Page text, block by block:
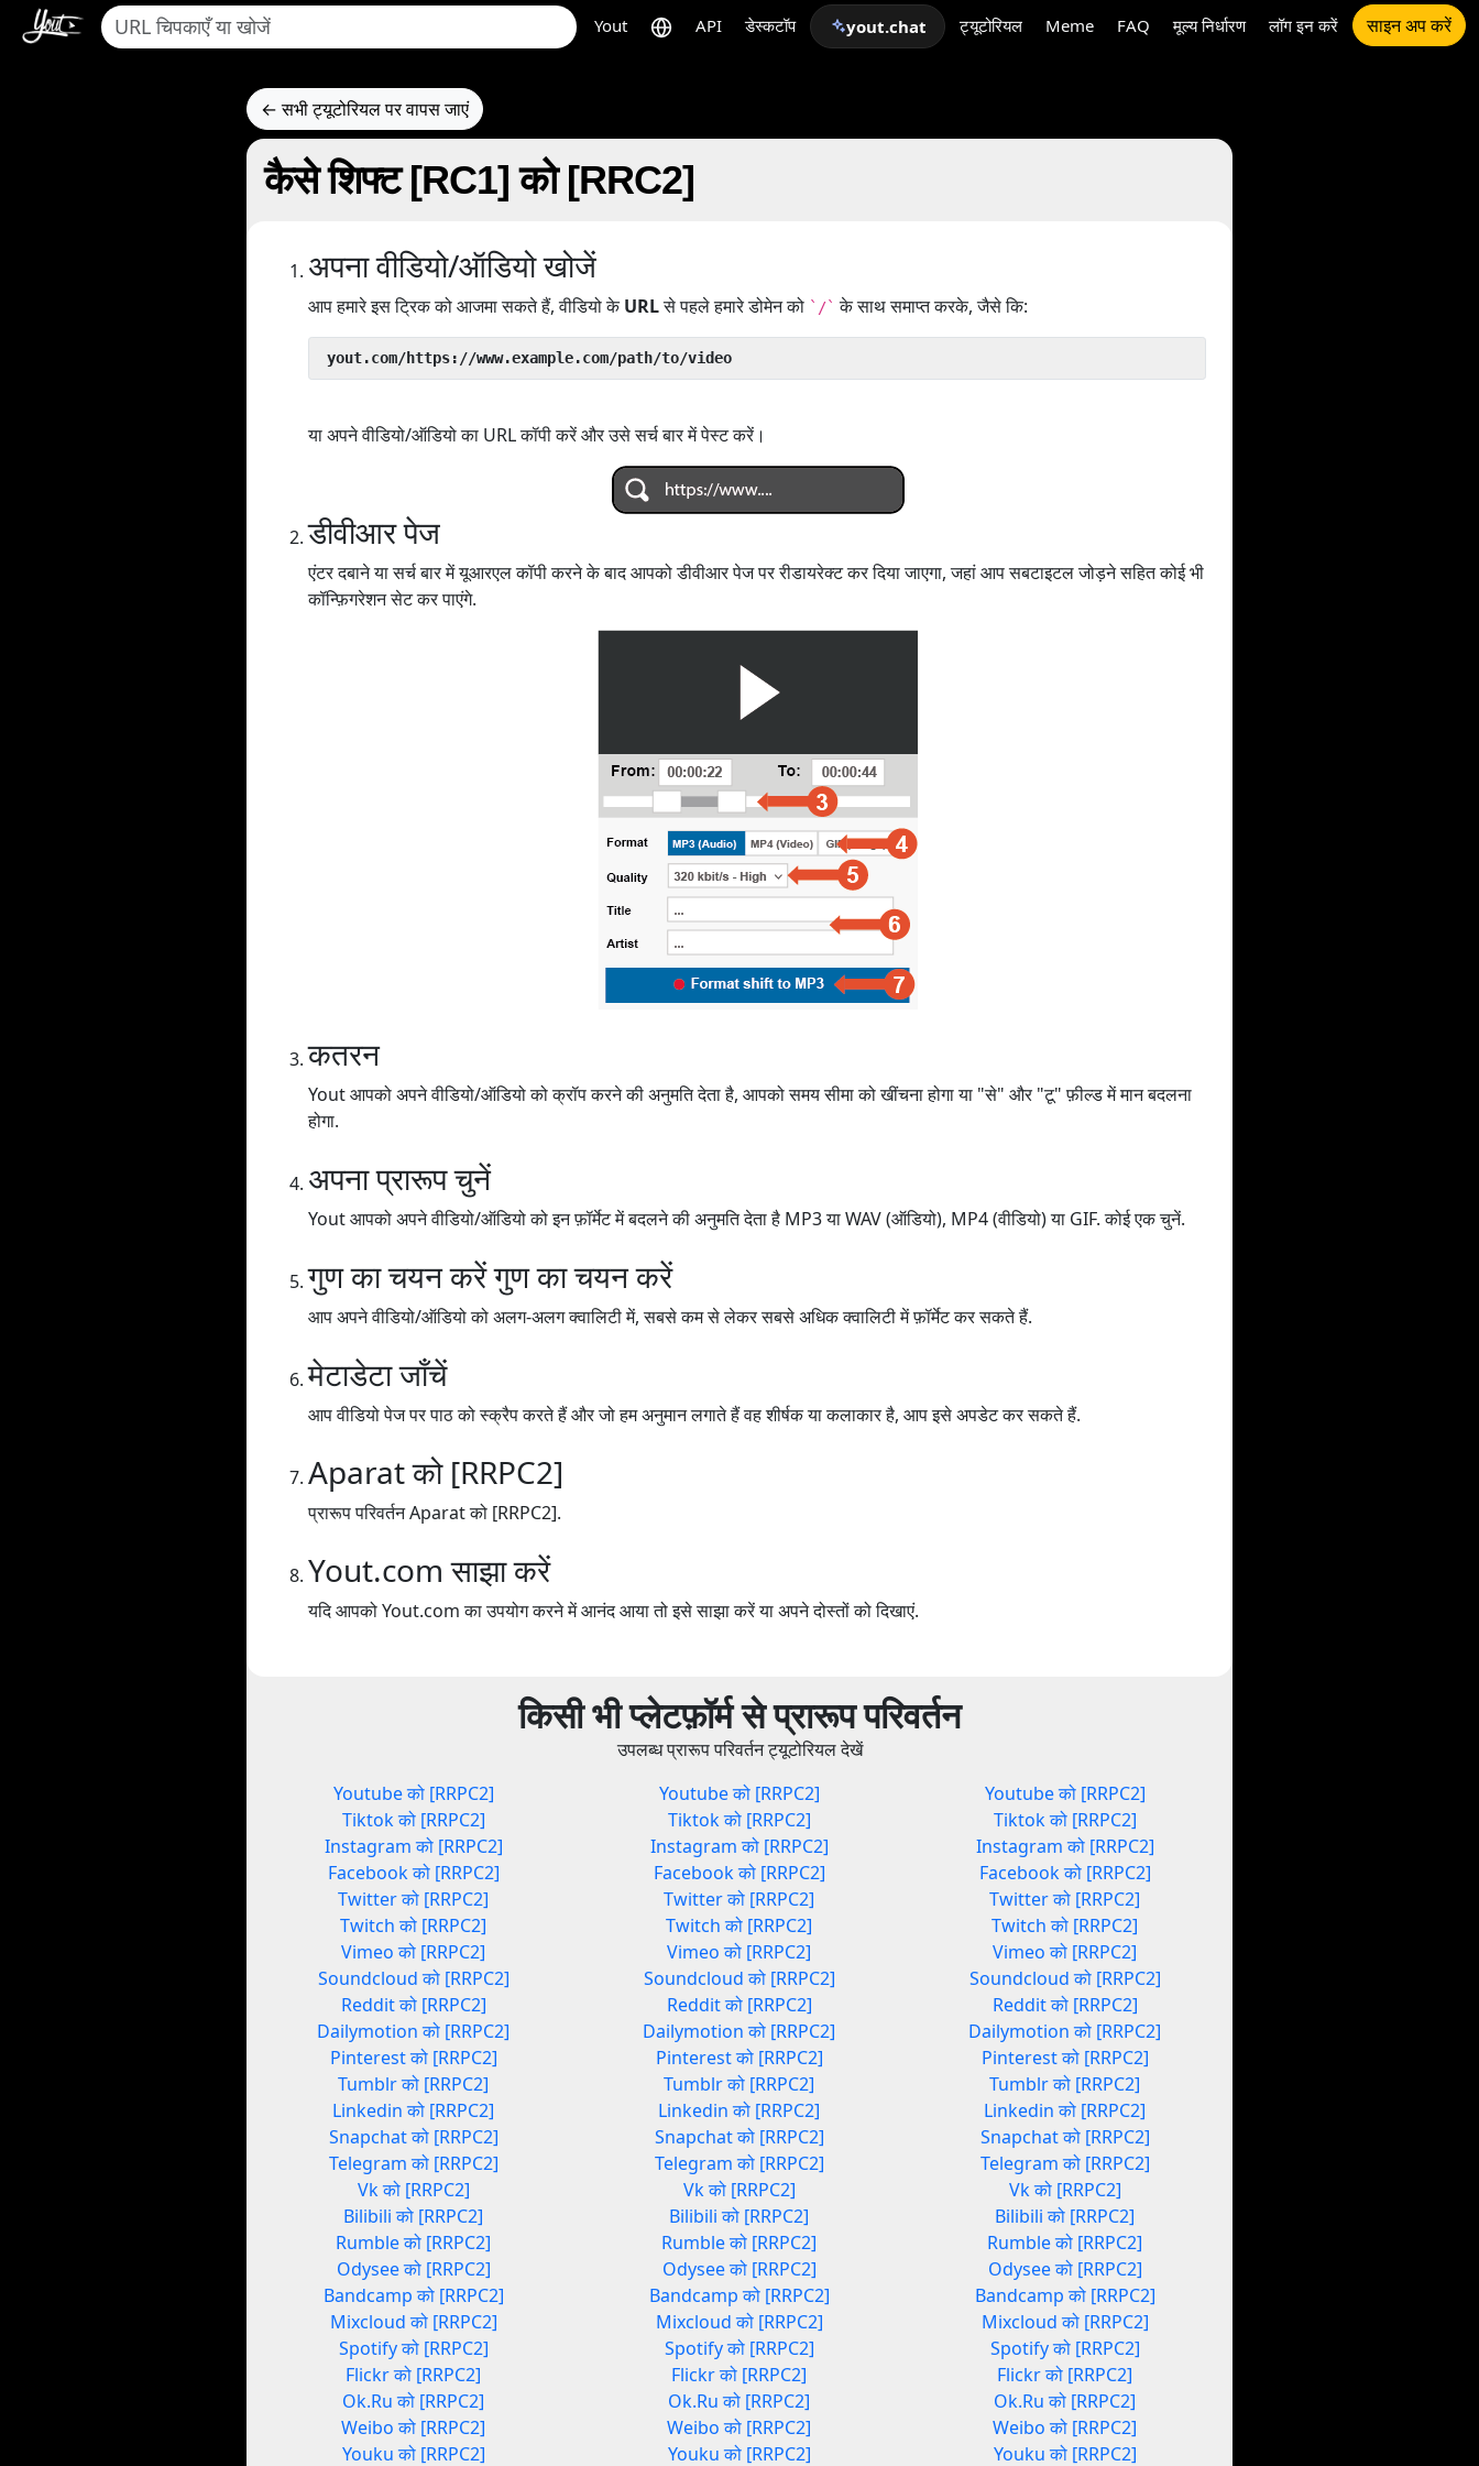
Yout API डेस्कटॉप yout.chat ट्यूटोरियल Meme FAQ मूल्य निर्धारण लॉग इन करें साइन अप करें
← सभी ट्यूटोरियल पर वापस जाएं
कैसे शिफ्ट [RC1] को [RRC2]
अपना वीडियो/ऑडियो खोजें
आप हमारे इस ट्रिक को आजमा सकते हैं, वीडियो केURLसे पहले हमारे डोमेन को `/` के साथ समाप्त करके, जैसे कि:
yout.com/https://www.example.com/path/to/video
या अपने वीडियो/ऑडियो का URL कॉपी करें और उसे सर्च बार में पेस्ट करें।
डीवीआर पेज
एंटर दबाने या सर्च बार में यूआरएल कॉपी करने के बाद आपको डीवीआर पेज पर रीडायरेक्ट कर दिया जाएगा, जहां आप सबटाइटल जोड़ने सहित कोई भी
कॉन्फ़िगरेशन सेट कर पाएंगे.
कतरन
Yout आपको अपने वीडियो/ऑडियो को क्रॉप करने की अनुमति देता है, आपको समय सीमा को खींचना होगा या "से" और "टू" फ़ील्ड में मान बदलना
होगा.
अपना प्रारूप चुनें
Yout आपको अपने वीडियो/ऑडियो को इन फ़ॉर्मेट में बदलने की अनुमति देता है MP3 या WAV (ऑडियो), MP4 (वीडियो) या GIF. कोई एक चुनें.
गुण का चयन करें गुण का चयन करें
आप अपने वीडियो/ऑडियो को अलग-अलग क्वालिटी में, सबसे कम से लेकर सबसे अधिक क्वालिटी में फ़ॉर्मेट कर सकते हैं.
मेटाडेटा जाँचें
आप वीडियो पेज पर पाठ को स्क्रैप करते हैं और जो हम अनुमान लगाते हैं वह शीर्षक या कलाकार है, आप इसे अपडेट कर सकते हैं.
Aparat को [RRPC2]
प्रारूप परिवर्तन Aparat को [RRPC2].
Yout.com साझा करें
यदि आपको Yout.com का उपयोग करने में आनंद आया तो इसे साझा करें या अपने दोस्तों को दिखाएं.
किसी भी प्लेटफ़ॉर्म से प्रारूप परिवर्तन
उपलब्ध प्रारूप परिवर्तन ट्यूटोरियल देखें
Youtube को [RRPC2]
Tiktok को [RRPC2]
Instagram को [RRPC2]
Facebook को [RRPC2]
Twitter को [RRPC2]
Twitch को [RRPC2]
Vimeo को [RRPC2]
Soundcloud को [RRPC2]
Reddit को [RRPC2]
Dailymotion को [RRPC2]
Pinterest को [RRPC2]
Tumblr को [RRPC2]
Linkedin को [RRPC2]
Snapchat को [RRPC2]
Telegram को [RRPC2]
Vk को [RRPC2]
Bilibili को [RRPC2]
Rumble को [RRPC2]
Odysee को [RRPC2]
Bandcamp को [RRPC2]
Mixcloud को [RRPC2]
Spotify को [RRPC2]
Flickr को [RRPC2]
Ok.Ru को [RRPC2]
Weibo को [RRPC2]
Youku को [RRPC2]
Youtube को [RRPC2]
Tiktok को [RRPC2]
Instagram को [RRPC2]
Facebook को [RRPC2]
Twitter को [RRPC2]
Twitch को [RRPC2]
Vimeo को [RRPC2]
Soundcloud को [RRPC2]
Reddit को [RRPC2]
Dailymotion को [RRPC2]
Pinterest को [RRPC2]
Tumblr को [RRPC2]
Linkedin को [RRPC2]
Snapchat को [RRPC2]
Telegram को [RRPC2]
Vk को [RRPC2]
Bilibili को [RRPC2]
Rumble को [RRPC2]
Odysee को [RRPC2]
Bandcamp को [RRPC2]
Mixcloud को [RRPC2]
Spotify को [RRPC2]
Flickr को [RRPC2]
Ok.Ru को [RRPC2]
Weibo को [RRPC2]
Youku को [RRPC2]
Youtube को [RRPC2]
Tiktok को [RRPC2]
Instagram को [RRPC2]
Facebook को [RRPC2]
Twitter को [RRPC2]
Twitch को [RRPC2]
Vimeo को [RRPC2]
Soundcloud को [RRPC2]
Reddit को [RRPC2]
Dailymotion को [RRPC2]
Pinterest को [RRPC2]
Tumblr को [RRPC2]
Linkedin को [RRPC2]
Snapchat को [RRPC2]
Telegram को [RRPC2]
Vk को [RRPC2]
Bilibili को [RRPC2]
Rumble को [RRPC2]
Odysee को [RRPC2]
Bandcamp को [RRPC2]
Mixcloud को [RRPC2]
Spotify को [RRPC2]
Flickr को [RRPC2]
Ok.Ru को [RRPC2]
Weibo को [RRPC2]
Youku को [RRPC2]